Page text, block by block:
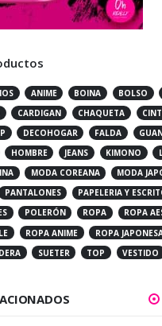
ANIME BOINA BOLSO
CARDIGAN CHAQUETA
DECOHOGAR FALDA
HOMBRE JEANS KIMONO
MODA COREANA
MODA
PANTALONES
PAPELERIA Y
POLERÓN ROPA
ROPA
ROPA ANIME ROPA
SUETER TOP VESTIDO